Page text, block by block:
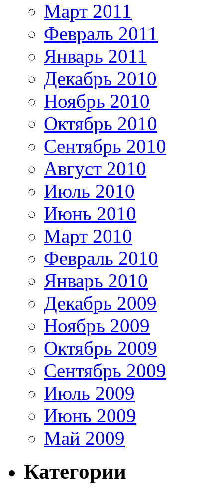
Март 2011
Февраль 2011
Январь 2011
Декабрь 2010
Ноябрь 2010
Октябрь 2010
Сентябрь 2010
Август 2010
Июль 2010
Июнь 2010
Март 2010
Февраль 2010
Январь 2010
Декабрь 2009
Ноябрь 2009
Октябрь 2009
Сентябрь 2009
Июль 2009
Июнь 2009
Май 2009
Категории